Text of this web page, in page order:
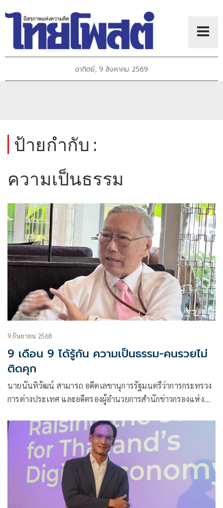
อาทิตย์, 9 สิงหาคม 2569
ป้ายกำกับ :
ความเป็นธรรม
9 กันยายน 2568
9 เดือน 9 ได้รู้กัน ความเป็นธรรม-คนรวยไม่
ติดคุก
นายนันทิวัฒน์ สามารถ อดีตเลขานุการรัฐมนตรีว่าการกระทรวง
การต่างประเทศ และอดีตรองผู้อำนวยการสำนักข่าวกรองแห่ง